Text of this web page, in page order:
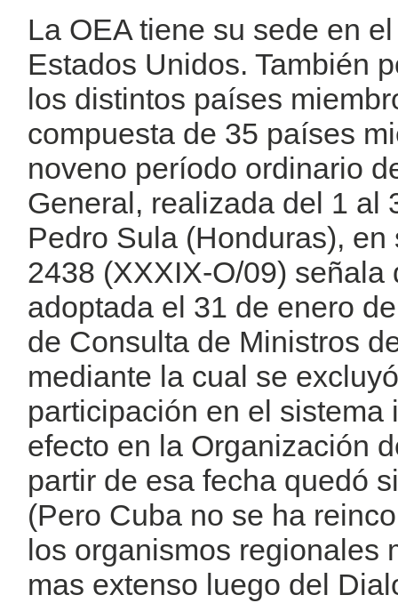
La OEA tiene su sede en
Estados Unidos. También
los distintos países
compuesta de 35 países
noveno período ordinario
General, realizada del 1 al
Pedro Sula (Honduras),
2438 (XXXIX-O/09)
adoptada el 31 de enero
de Consulta de Ministros
mediante la cual se
participación en el
efecto en la Organización
partir de esa fecha quedó
(Pero Cuba no se ha
los organismos regionales
mas extenso luego del